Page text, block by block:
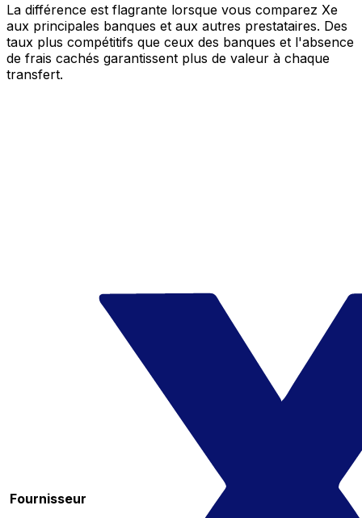
La différence est flagrante lorsque vous comparez Xe
aux principales banques et aux autres prestataires. Des
taux plus compétitifs que ceux des banques et l'absence
de frais cachés garantissent plus de valeur à chaque
transfert.
Fournisseur